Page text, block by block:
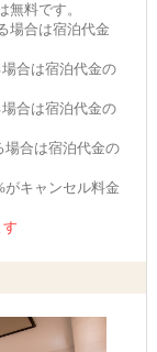
料です。
場合は宿泊代金
合は宿泊代金の
合は宿泊代金の
合は宿泊代金の
がキャンセル料金